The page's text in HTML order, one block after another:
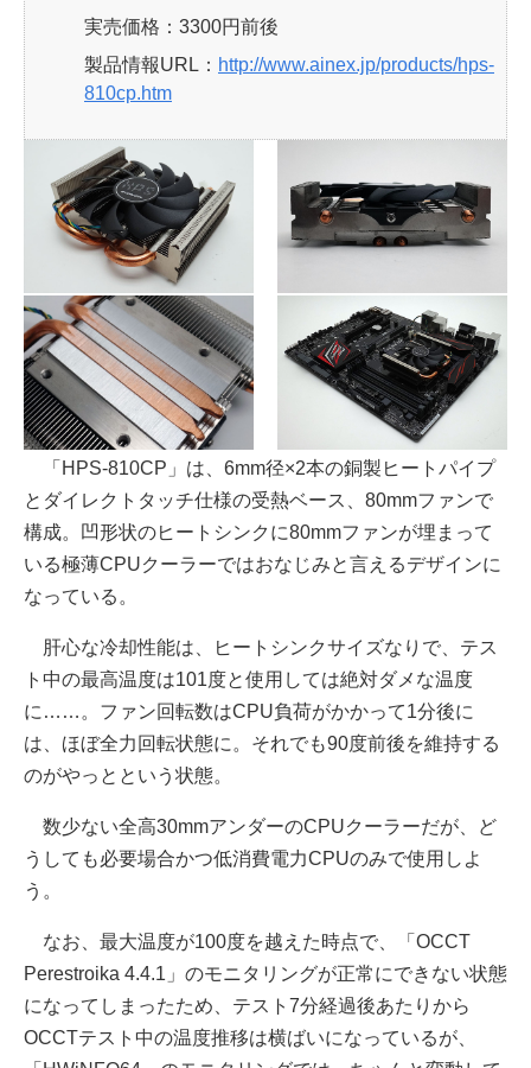
実売価格：3300円前後
製品情報URL： http://www.ainex.jp/products/hps-
810cp.htm
「HPS-810CP」は、6mm径×2本の銅製ヒートパイプ
とダイレクトタッチ仕様の受熱ベース、80mmファンで
構成。凹形状のヒートシンクに80mmファンが埋まって
いる極薄CPUクーラーではおなじみと言えるデザインに
なっている。
肝心な冷却性能は、ヒートシンクサイズなりで、テス
ト中の最高温度は101度と使用しては絶対ダメな温度
に……。ファン回転数はCPU負荷がかかって1分後に
は、ほぼ全力回転状態に。それでも90度前後を維持する
のがやっとという状態。
数少ない全高30mmアンダーのCPUクーラーだが、ど
うしても必要場合かつ低消費電力CPUのみで使用しよ
う。
なお、最大温度が100度を越えた時点で、「OCCT
Perestroika 4.4.1」のモニタリングが正常にできない状態
になってしまったため、テスト7分経過後あたりから
OCCTテスト中の温度推移は横ばいになっているが、